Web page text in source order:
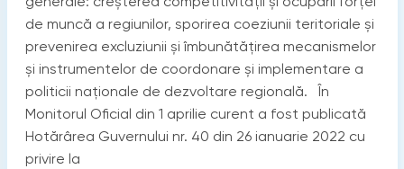
de muncă a regiunilor, sporirea coeziunii teritoriale și
prevenirea excluziunii și îmbunătățirea mecanismelor
și instrumentelor de coordonare și implementare a
politicii naționale de dezvoltare regională. În
Monitorul Oficial din 1 aprilie curent a fost publicată
Hotărârea Guvernului nr. 40 din 26 ianuarie 2022 cu
privire la